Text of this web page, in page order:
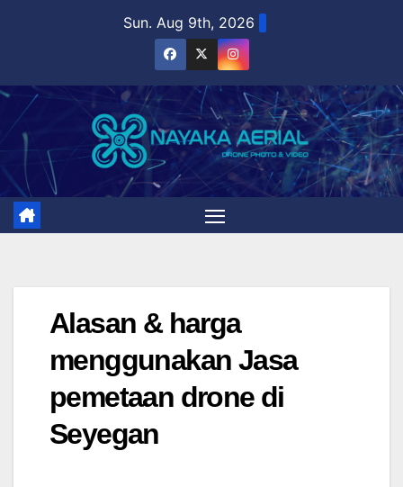
Sun. Aug 9th, 2026
Alasan & harga
menggunakan Jasa
pemetaan drone di
Seyegan